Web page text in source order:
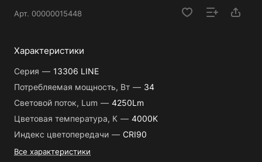
Арт. 00000015448
Характеристики
Серия — 13306 LINE
Потребляемая мощность, Вт — 34
Световой поток, Lum — 4250Lm
Цветовая температура, К — 4000K
Индекс цветопередачи — CRI90
Все характеристики